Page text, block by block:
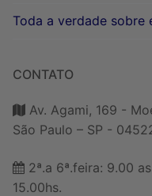
Toda a verdade sobre
CONTATO
Av. Agami, 169 -
São Paulo – SP -
2ª.a 6ª.feira: 9.00
15.00hs.